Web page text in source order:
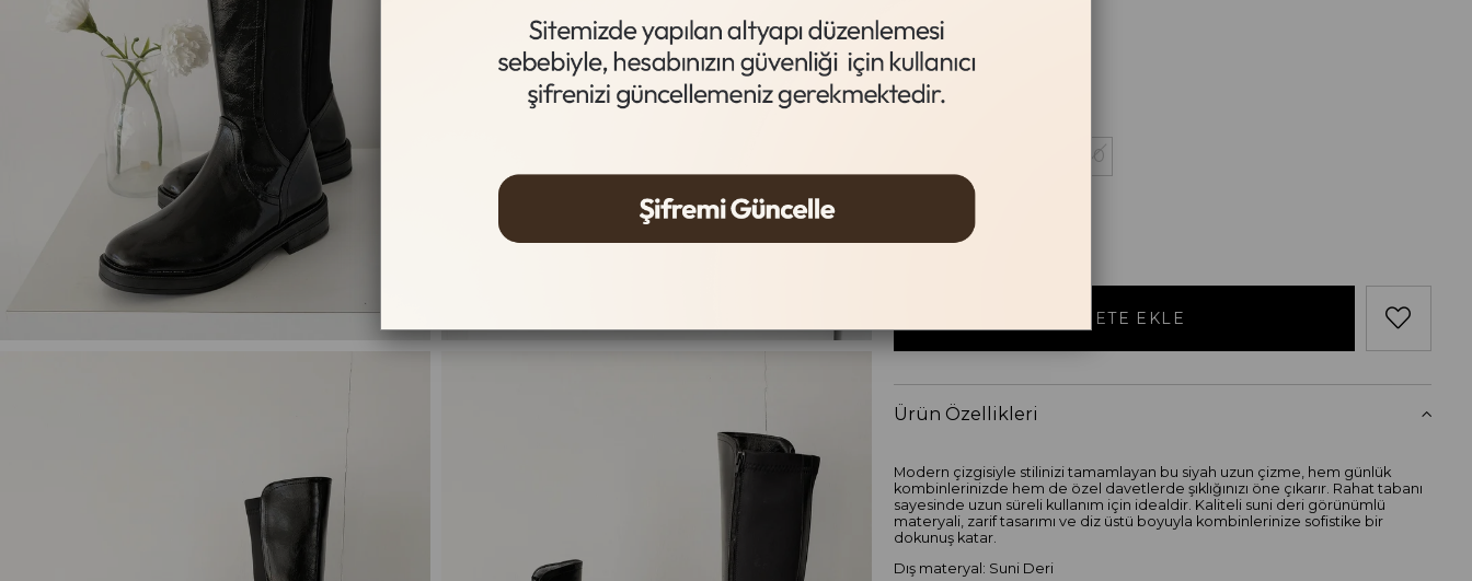
Siyah
Beden Tablosu
40
Ürün Özellikleri
Modern çizgisiyle stilinizi tamamlayan bu siyah uzun çizme, hem günlük
kombinlerinizde hem de özel davetlerde şıklığınızı öne çıkarır. Rahat tabanı
sayesinde uzun süreli kullanım için idealdir. Kaliteli suni deri görünümlü
materyali, zarif tasarımı ve diz üstü boyuyla kombinlerinize sofistike bir
dokunuş katar.
Dış materyal: Suni Deri